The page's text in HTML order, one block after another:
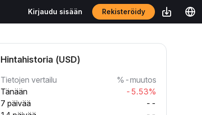
Kirjaudu sisään Rekisteröidy
Hintahistoria (USD)
Tietojen vertailu
%-muutos
Tänään
-5.53%
7 päivää
--